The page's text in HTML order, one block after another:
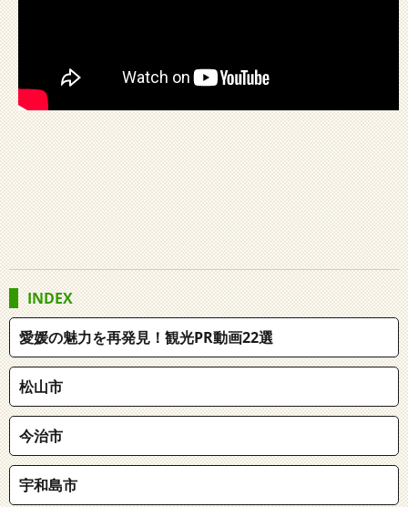
INDEX
愛媛の魅力を再発見！観光PR動画22選
松山市
今治市
宇和島市